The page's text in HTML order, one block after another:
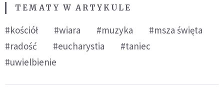
TEMATY W ARTYKULE
#kościół #wiara #muzyka
#msza święta
#radość
#eucharystia
#taniec
#uwielbienie